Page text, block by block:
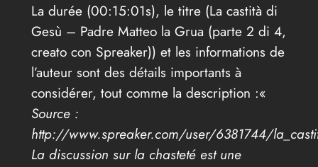
La durée (00:15:01s), le titre (La castità di
Gesù – Padre Matteo la Grua (parte 2 di 4,
creato con Spreaker)) et les informations de
l’auteur sont des détails importants à
considérer, tout comme la description :«
Source :
http://www.spreaker.com/user/6381744/
La discussion sur la chasteté est une